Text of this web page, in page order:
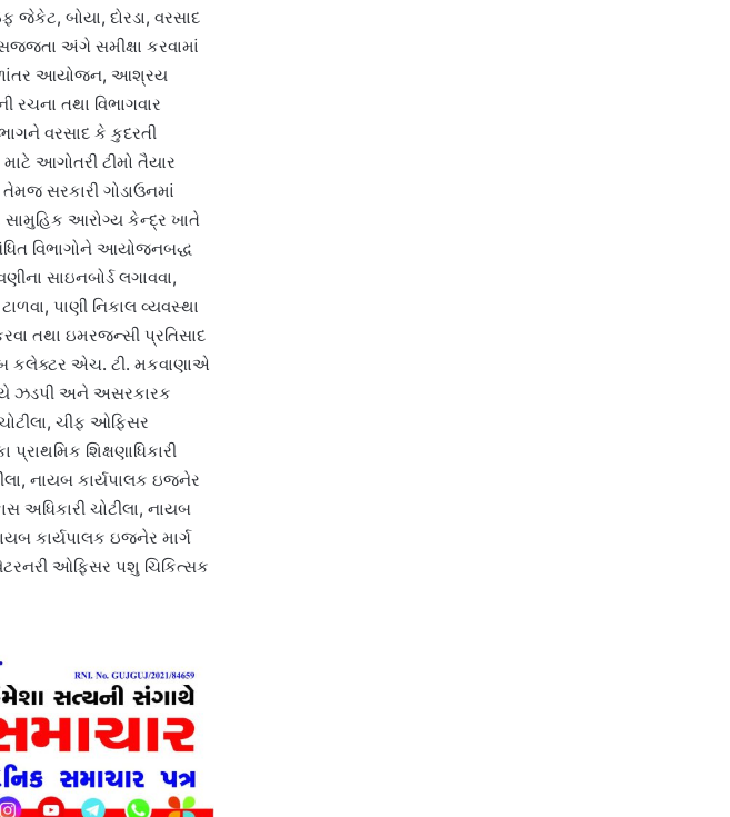
જેકેટ, બોયા, દોરડા, વરસાદ
અંગે સમીક્ષા કરવામાં
આયોજન, આશ્રય
રચના તથા વિભાગવાર
વરસાદ કે કુદરતી
આગોતરી ટીમો તૈયાર
સરકારી ગોડાઉનમાં
આરોગ્ય કેન્દ્ર ખાતે
વિભાગોને આયોજનબદ્ધ
સાઇનબોર્ડ લગાવવા,
પાણી નિકાલ વ્યવસ્થા
તથા ઇમરજન્સી પ્રતિસાદ
કલેક્ટર એચ. ટી. મકવાણાએ
ઝડપી અને અસરકારક
ચીફ ઓફિસર
શિક્ષણાધિકારી
નાયબ કાર્યપાલક ઇજનેર
અધિકારી ચોટીલા, નાયબ
કાર્યપાલક ઇજનેર માર્ગ
ઓફિસર પશુ ચિકિત્સક